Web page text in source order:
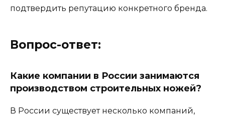
подтвердить репутацию конкретного бренда.
Вопрос-ответ:
Какие компании в России занимаются
производством строительных ножей?
В России существует несколько компаний,